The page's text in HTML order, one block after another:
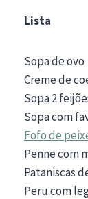
Lista
Sopa de ovo
Creme de
Sopa 2
Sopa com
Fofo de
Penne com
Pataniscas
Peru com